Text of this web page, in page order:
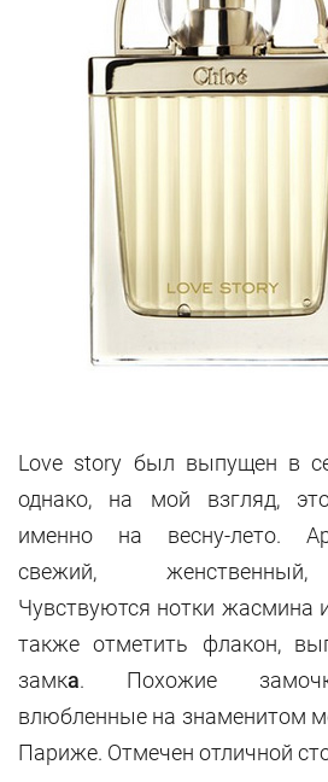
Love story был выпущен в
однако, на мой взгляд,
именно на весну-лето.
свежий,
Чувствуются нотки жасмина
также отметить флакон,
замка. Похожие
влюбленные на знаменитом
Париже. Отмечен отличной